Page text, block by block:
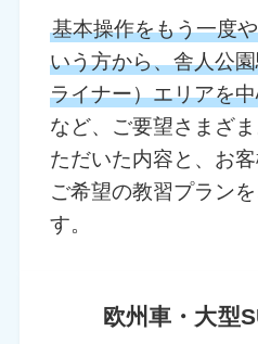
基本操作をもう一度
いう方から、舎人公
ライナー）エリアを
など、ご要望さまざ
ただいた内容と、お
ご希望の教習プラン
す。
欧州車・大型